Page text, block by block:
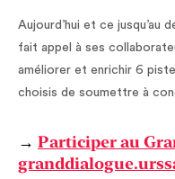
Aujourd’hui et ce jusqu’au
fait appel à ses
améliorer et enrichir 6
choisis de soumettre à
→ Participer au